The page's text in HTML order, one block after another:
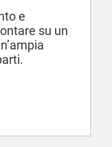
e
su un